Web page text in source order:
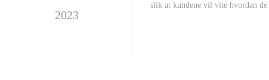
2023
slik at kundene vil vite hvordan de